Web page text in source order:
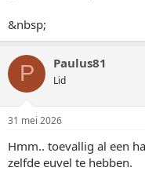
&nbsp;
P Paulus81
Lid
31 mei 2026
Hmm.. toevallig al een
zelfde euvel te hebben.